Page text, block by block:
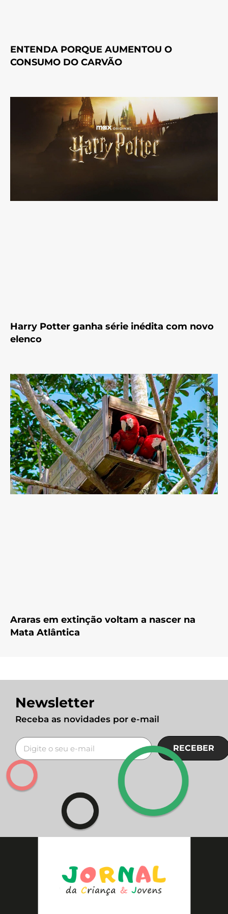
ENTENDA PORQUE AUMENTOU O
CONSUMO DO CARVÃO
Harry Potter ganha série inédita com novo
elenco
Araras em extinção voltam a nascer na
Mata Atlântica
Newsletter
Receba as novidades por e-mail
RECEBER